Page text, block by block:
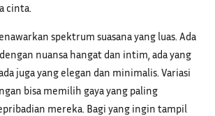
cinta.
spektrum suasana yang luas. Ada
nuansa hangat dan intim, ada yang
juga yang elegan dan minimalis. Variasi
bisa memilih gaya yang paling
mereka. Bagi yang ingin tampil